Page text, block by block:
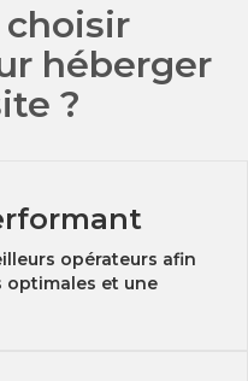
héberger
?
opérateurs afin
optimales et une